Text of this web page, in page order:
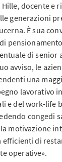
docente e
generazioni
È sua
di senior
avviso, le
una
lavorativo
e del work-life
congedi
motivazione
efficienti di
operative».